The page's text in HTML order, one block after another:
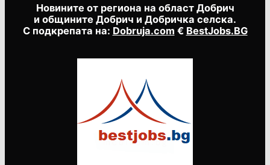
Новините от региона на област Добрич
и общините Добрич и Добричка селска.
С подкрепата на: Dobruja.com € BestJobs.BG